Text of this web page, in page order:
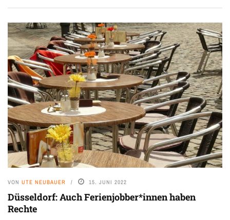
VON UTE NEUBAUER 15. JUNI 2022
Düsseldorf: Auch Ferienjobber*innen haben
Rechte